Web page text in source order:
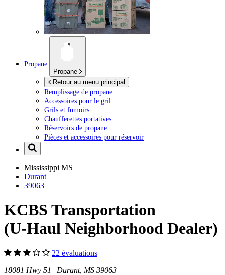
Propane
Propane
Retour au menu principal
Remplissage de propane
Accessoires pour le gril
Grils et fumoirs
Chaufferettes portatives
Réservoirs de propane
Pièces et accessoires pour réservoir
Mississippi MS
Durant
39063
KCBS Transportation
(U-Haul Neighborhood Dealer)
22 évaluations
18081 Hwy 51 Durant, MS 39063